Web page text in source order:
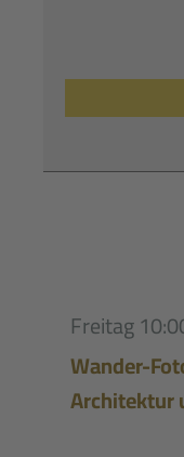
Freitag
Wander-
Architektur